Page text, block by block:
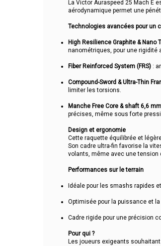
La Victor Auraspeed 25 Mach E
aérodynamique permet une
Technologies avancées pour un
High Resilience Graphite & Nano
nanométriques, pour une rigidité
Fiber Reinforced System (FRS) :
Compound-Sword & Ultra-Thin
limiter les torsions.
Manche Free Core & shaft 6,6 mm
précises, même sous forte
Design et ergonomie
Cette raquette équilibrée et
Son cadre ultra-fin favorise la
volants, même avec une tension
Performances sur le terrain
Idéale pour les smashs rapides
Optimisée pour la puissance et
Cadre rigide pour une précision
Pour qui ?
Les joueurs exigeants